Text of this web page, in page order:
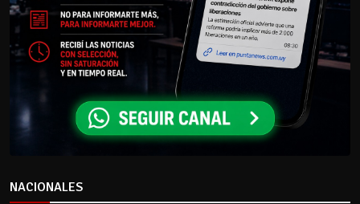
NACIONALES